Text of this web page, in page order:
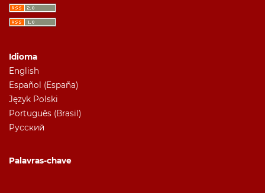
Idioma
English
Español (España)
Język Polski
Português (Brasil)
Русский
Palavras-chave